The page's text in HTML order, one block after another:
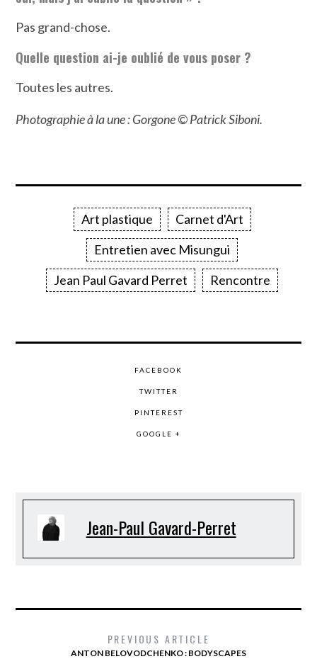
Pas grand-chose.
Quelle question ai-je oublié de vous poser ?
Toutes les autres.
Photographie à la une : Gorgone © Patrick Siboni.
Art plastique
Carnet d'Art
Entretien avec Misungui
Jean Paul Gavard Perret
Rencontre
FACEBOOK
TWITTER
PINTEREST
GOOGLE +
Jean-Paul Gavard-Perret
PREVIOUS ARTICLE
ANTON BELOVODCHENKO : BODYSCAPES